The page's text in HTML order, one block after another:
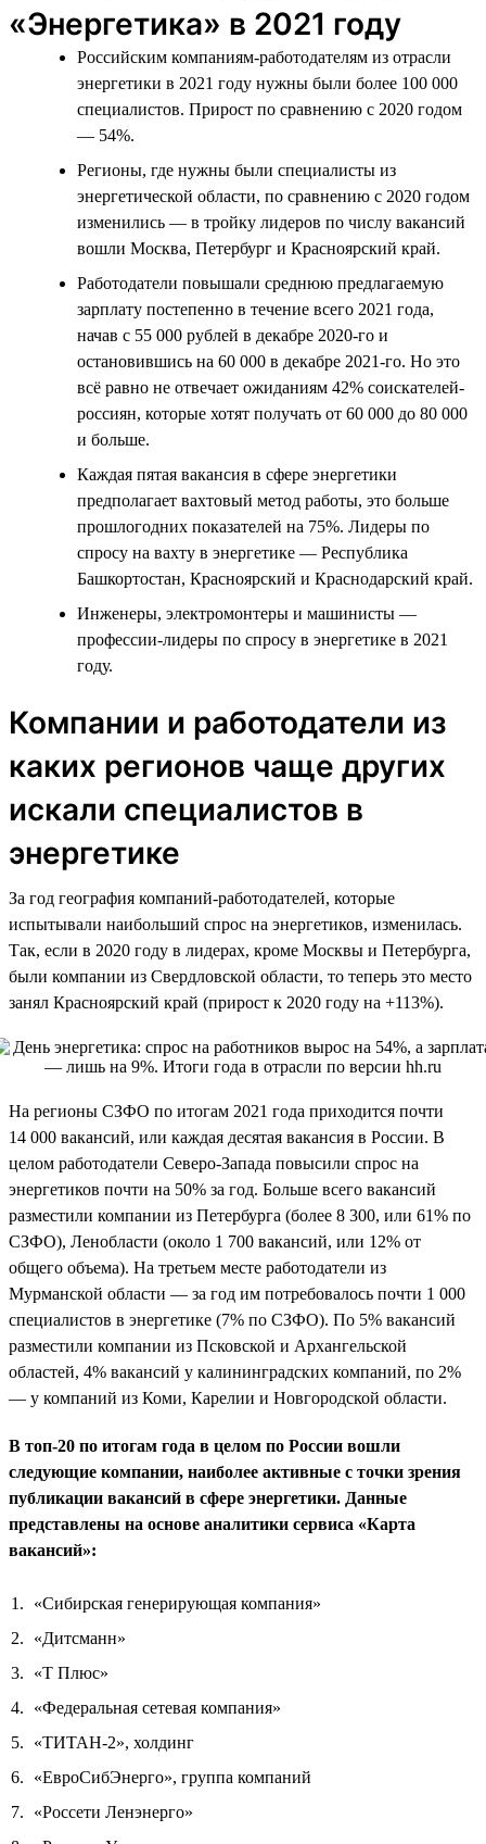
«Энергетика» в 2021 году
Российским компаниям-работодателям из отрасли
энергетики в 2021 году нужны были более 100 000
специалистов. Прирост по сравнению с 2020 годом
— 54%.
Регионы, где нужны были специалисты из
энергетической области, по сравнению с 2020 годом
изменились — в тройку лидеров по числу вакансий
вошли Москва, Петербург и Красноярский край.
Работодатели повышали среднюю предлагаемую
зарплату постепенно в течение всего 2021 года,
начав с 55 000 рублей в декабре 2020-го и
остановившись на 60 000 в декабре 2021-го. Но это
всё равно не отвечает ожиданиям 42% соискателей-
россиян, которые хотят получать от 60 000 до 80 000
и больше.
Каждая пятая вакансия в сфере энергетики
предполагает вахтовый метод работы, это больше
прошлогодних показателей на 75%. Лидеры по
спросу на вахту в энергетике — Республика
Башкортостан, Красноярский и Краснодарский край.
Инженеры, электромонтеры и машинисты —
профессии-лидеры по спросу в энергетике в 2021
году.
Компании и работодатели из
каких регионов чаще других
искали специалистов в
энергетике
За год география компаний-работодателей, которые
испытывали наибольший спрос на энергетиков, изменилась.
Так, если в 2020 году в лидерах, кроме Москвы и Петербурга,
были компании из Свердловской области, то теперь это место
занял Красноярский край (прирост к 2020 году на +113%).
На регионы СЗФО по итогам 2021 года приходится почти
14 000 вакансий, или каждая десятая вакансия в России. В
целом работодатели Северо-Запада повысили спрос на
энергетиков почти на 50% за год. Больше всего вакансий
разместили компании из Петербурга (более 8 300, или 61% по
СЗФО), Ленобласти (около 1 700 вакансий, или 12% от
общего объема). На третьем месте работодатели из
Мурманской области — за год им потребовалось почти 1 000
специалистов в энергетике (7% по СЗФО). По 5% вакансий
разместили компании из Псковской и Архангельской
областей, 4% вакансий у калининградских компаний, по 2%
— у компаний из Коми, Карелии и Новгородской области.
В топ-20 по итогам года в целом по России вошли
следующие компании, наиболее активные с точки зрения
публикации вакансий в сфере энергетики. Данные
представлены на основе аналитики сервиса «Карта
вакансий»:
«Сибирская генерирующая компания»
«Дитсманн»
«Т Плюс»
«Федеральная сетевая компания»
«ТИТАН-2», холдинг
«ЕвроСибЭнерго», группа компаний
«Россети Ленэнерго»